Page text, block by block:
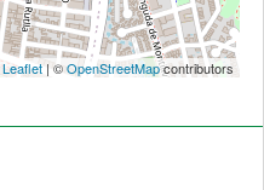
Leaflet| ©OpenStreetMapcontributors